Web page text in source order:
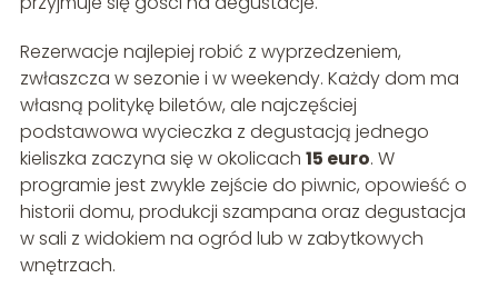
Rezerwacje najlepiej robić z wyprzedzeniem,
zwłaszcza w sezonie i w weekendy. Każdy dom ma
własną politykę biletów, ale najczęściej
podstawowa wycieczka z degustacją jednego
kieliszka zaczyna się w okolicach 15 euro. W
programie jest zwykle zejście do piwnic, opowieść o
historii domu, produkcji szampana oraz degustacja
w sali z widokiem na ogród lub w zabytkowych
wnętrzach.